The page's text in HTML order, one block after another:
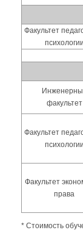
Факультет
психологии
факультет
Факультет
психологии
Факультет
права
* Стоимость